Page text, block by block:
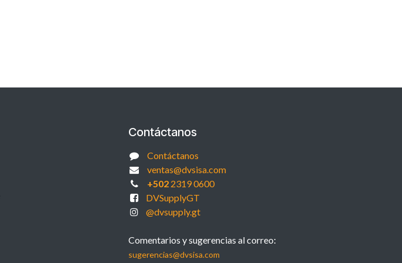
Contáctanos
Contáctanos
ventas@dvsisa.com
+5022319 0600
DVSupplyGT
@dvsupply.gt
Comentarios y sugerencias al correo:
sugerencias@dvsisa.com